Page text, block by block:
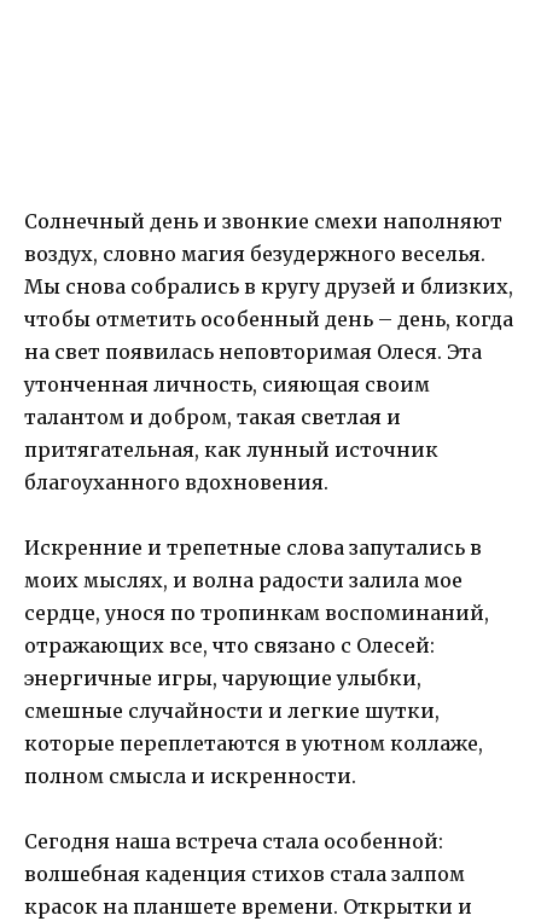
Солнечный день и звонкие смехи наполняют
воздух, словно магия безудержного веселья.
Мы снова собрались в кругу друзей и близких,
чтобы отметить особенный день – день, когда
на свет появилась неповторимая Олеся. Эта
утонченная личность, сияющая своим
талантом и добром, такая светлая и
притягательная, как лунный источник
благоуханного вдохновения.
Искренние и трепетные слова запутались в
моих мыслях, и волна радости залила мое
сердце, унося по тропинкам воспоминаний,
отражающих все, что связано с Олесей:
энергичные игры, чарующие улыбки,
смешные случайности и легкие шутки,
которые переплетаются в уютном коллаже,
полном смысла и искренности.
Сегодня наша встреча стала особенной:
волшебная каденция стихов стала залпом
красок на планшете времени. Открытки и